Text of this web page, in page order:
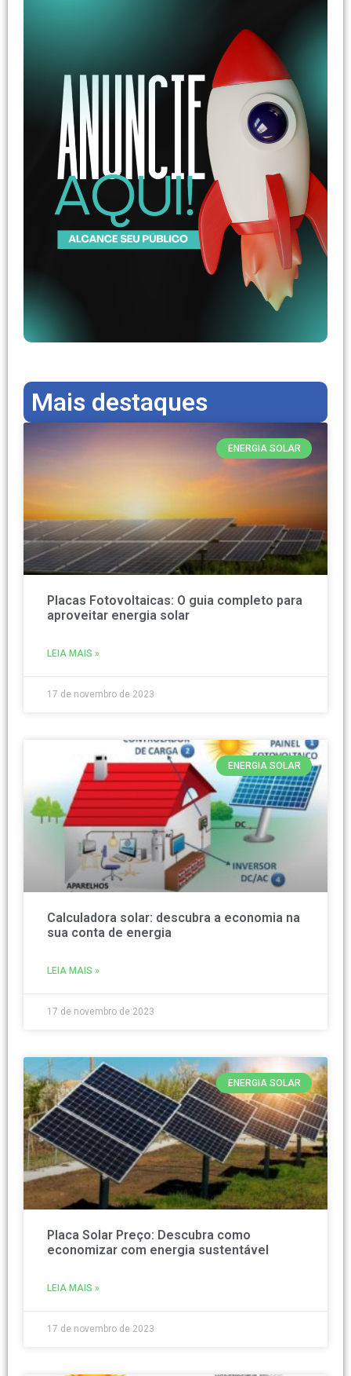
Mais destaques
ENERGIA SOLAR
Placas Fotovoltaicas: O guia completo para
aproveitar energia solar
LEIA MAIS »
17 de novembro de 2023
ENERGIA SOLAR
Calculadora solar: descubra a economia na
sua conta de energia
LEIA MAIS »
17 de novembro de 2023
ENERGIA SOLAR
Placa Solar Preço: Descubra como
economizar com energia sustentável
LEIA MAIS »
17 de novembro de 2023